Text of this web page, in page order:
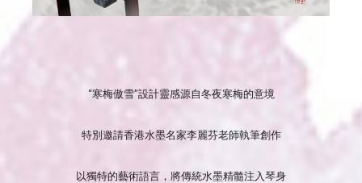
“寒梅傲雪”設計靈感源自冬夜寒梅的意境
特別邀請香港水墨名家李麗芬老師執筆創作
以獨特的藝術語言，將傳統水墨精髓注入琴身